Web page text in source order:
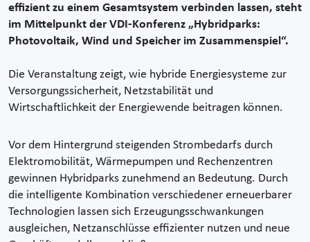
effizient zu einem Gesamtsystem verbinden lassen, steht
im Mittelpunkt der VDI-Konferenz „Hybridparks:
Photovoltaik, Wind und Speicher im Zusammenspiel“.
Die Veranstaltung zeigt, wie hybride Energiesysteme zur
Versorgungssicherheit, Netzstabilität und
Wirtschaftlichkeit der Energiewende beitragen können.
Vor dem Hintergrund steigenden Strombedarfs durch
Elektromobilität, Wärmepumpen und Rechenzentren
gewinnen Hybridparks zunehmend an Bedeutung. Durch
die intelligente Kombination verschiedener erneuerbarer
Technologien lassen sich Erzeugungsschwankungen
ausgleichen, Netzanschlüsse effizienter nutzen und neue